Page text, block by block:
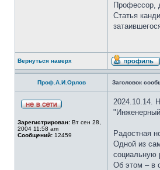
Профессор,
Статья
Вернуться наверх
Проф.А.И.Орлов Заголовок
Зарегистрирован: Вт сен 28,
2004 11:58 am
Сообщений: 12459
2024.10.14.
Радостная
Одной из
социальную
Об этом – в